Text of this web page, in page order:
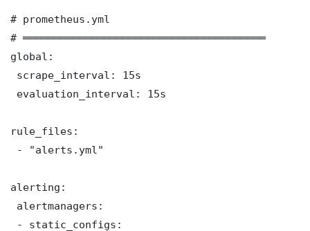
# prometheus.yml
# ═══════════════════════════════════════
global:
scrape_interval: 15s
evaluation_interval: 15s
rule_files:
- "alerts.yml"
alerting:
alertmanagers:
- static_configs: